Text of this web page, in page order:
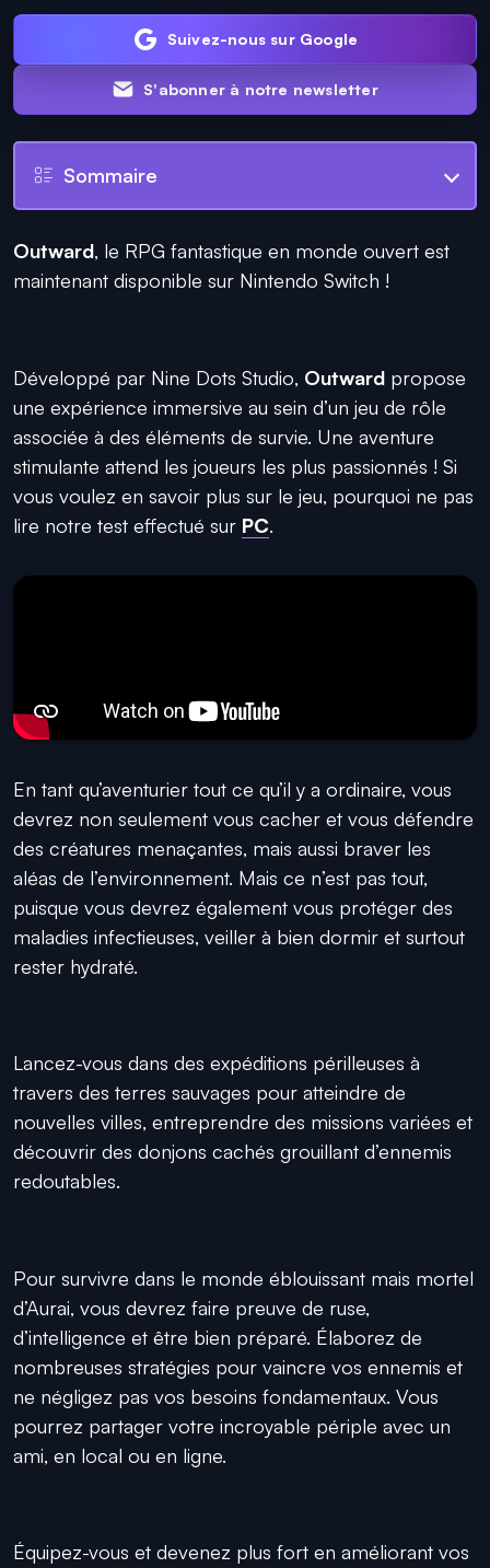
Suivez-nous sur Google
S'abonner à notre newsletter
Sommaire
Outward, le RPG fantastique en monde ouvert est
maintenant disponible sur Nintendo Switch !
Développé par Nine Dots Studio, Outward propose
une expérience immersive au sein d’un jeu de rôle
associée à des éléments de survie. Une aventure
stimulante attend les joueurs les plus passionnés ! Si
vous voulez en savoir plus sur le jeu, pourquoi ne pas
lire notre test effectué sur PC.
En tant qu’aventurier tout ce qu’il y a ordinaire, vous
devrez non seulement vous cacher et vous défendre
des créatures menaçantes, mais aussi braver les
aléas de l’environnement. Mais ce n’est pas tout,
puisque vous devrez également vous protéger des
maladies infectieuses, veiller à bien dormir et surtout
rester hydraté.
Lancez-vous dans des expéditions périlleuses à
travers des terres sauvages pour atteindre de
nouvelles villes, entreprendre des missions variées et
découvrir des donjons cachés grouillant d’ennemis
redoutables.
Pour survivre dans le monde éblouissant mais mortel
d’Aurai, vous devrez faire preuve de ruse,
d’intelligence et être bien préparé. Élaborez de
nombreuses stratégies pour vaincre vos ennemis et
ne négligez pas vos besoins fondamentaux. Vous
pourrez partager votre incroyable périple avec un
ami, en local ou en ligne.
Équipez-vous et devenez plus fort en améliorant vos